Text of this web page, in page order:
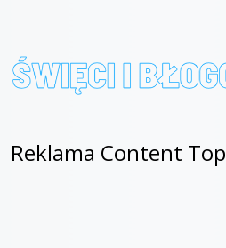
Reklama Content Top